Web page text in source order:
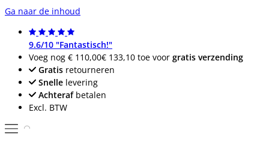
Ga naar de inhoud
9.6/10 "Fantastisch!"
Voeg nog € 110,00€ 133,10 toe voor gratis verzending
Gratis retourneren
Snelle levering
Achterafbetalen
Excl. BTW